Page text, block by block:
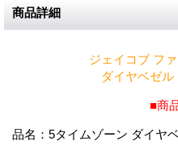
商品詳細
ジェイコブ フ
ダイヤベゼル
■商
品名：5タイムゾーン ダイヤ